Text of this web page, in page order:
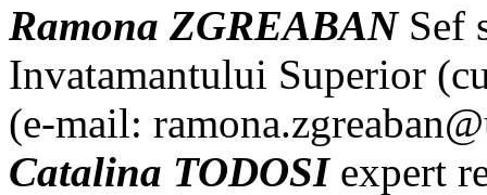
Ramona ZGREABANSef
Invatamantului Superior
(e-mail:
Catalina TODOSIexpert